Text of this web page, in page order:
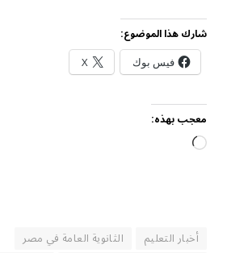
شارك هذا الموضوع:
فيس بوك X
معجب بهذه:
جاري
أخبار التعليم
الثانوية العامة في مصر